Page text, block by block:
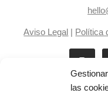
las
Aviso Legal | Política